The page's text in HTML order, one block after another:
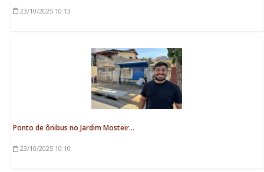
23/10/2025 10:13
Ponto de ônibus no Jardim Mosteir...
23/10/2025 10:10